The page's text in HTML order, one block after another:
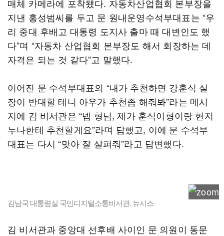
매체 카메라에 포착됐다. 자동차산업협회 본부장을
지낸 홍성범씨를 두고 문 원내운영수석부대표는 “우
리 중대 후배고 대통령 도지사 출마 때 대변인도 했
다”며 “자동차 산업협회 본부장도 해서 회장하는 데
자격은 되는 것 같다”고 말했다.
이어진 문 수석부대표의 “내가 추천하면 강훈식 실
장이 반대할 테니 아우가 추천좀 해줘봐”라는 메시
지에 김 비서관은 “넵 형님, 제가 훈식이형이랑 현지
누나한테 추천할게요”라며 답했고, 이에 문 수석부
대표는 다시 “맞아 잘 살펴줘”라고 답변했다.
김남국 대통령실 국민디지털소통비서관. 뉴시스
김 비서관과 중앙대 선후배 사이인 문 의원이 동문